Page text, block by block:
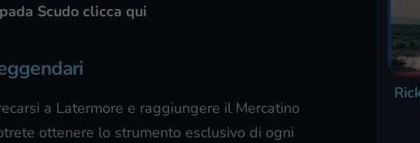
Scudo clicca qui
a Latermore e raggiungere il Mercatino
ottenere lo strumento esclusivo di ogni